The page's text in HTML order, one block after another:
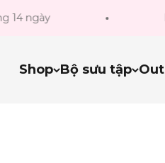
Freeship
Shop Bộ sưu tập